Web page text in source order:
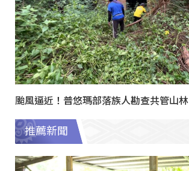
颱風逼近！普悠瑪部落族人勘查共管山林
推薦新聞